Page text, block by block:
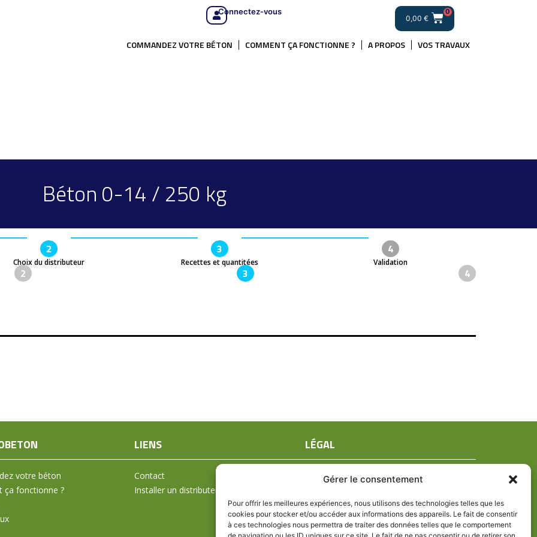
Gérer le consentement
Pour offrir les meilleures expériences, nous utilisons des technologies telles que les
cookies pour stocker et/ou accéder aux informations des appareils. Le fait de consentir
à ces technologies nous permettra de traiter des données telles que le comportement
Connectez-vous
0,00 €
0
COMMANDEZ VOTRE BÉTON COMMENT ÇA FONCTIONNE ? A PROPOS VOS TRAVAUX
Béton 0-14 / 250 kg
2
Choix du distributeur
3
Recettes et quantitées
4
Validation
2 3 4
votre béton
ça fonctionne ?
LIENS
Contact
Installer un distributeur
LÉGAL
Mentions légales
Politique de confidentialité
Politique de cookies (UE)